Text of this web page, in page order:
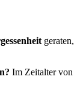
geraten,
Im Zeitalter von